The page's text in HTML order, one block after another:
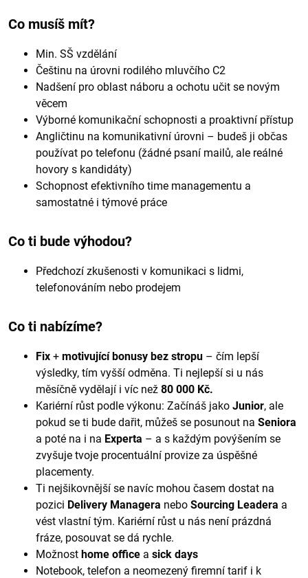
Co musíš mít?
Min. SŠ vzdělání
Češtinu na úrovni rodilého mluvčího C2
Nadšení pro oblast náboru a ochotu učit se novým
věcem
Výborné komunikační schopnosti a proaktivní přístup
Angličtinu na komunikativní úrovni – budeš ji občas
používat po telefonu (žádné psaní mailů, ale reálné
hovory s kandidáty)
Schopnost efektivního time managementu a
samostatné i týmové práce
Co ti bude výhodou?
Předchozí zkušenosti v komunikaci s lidmi,
telefonováním nebo prodejem
Co ti nabízíme?
Fix + motivující bonusy bez stropu – čím lepší
výsledky, tím vyšší odměna. Ti nejlepší si u nás
měsíčně vydělají i víc než 80 000 Kč.
Kariérní růst podle výkonu: Začínáš jako Junior, ale
pokud se ti bude dařit, můžeš se posunout na Seniora
a poté na i na Experta – a s každým povýšením se
zvyšuje tvoje procentuální provize za úspěšné
placementy.
Ti nejšikovnější se navíc mohou časem dostat na
pozici Delivery Managera nebo Sourcing Leadera a
vést vlastní tým. Kariérní růst u nás není prázdná
fráze, posouvat se dá rychle.
Možnost home office a sick days
Notebook, telefon a neomezený firemní tarif i k